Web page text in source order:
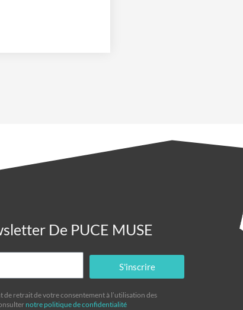
De PUCE MUSE
S'inscrire
retrait de votre consentement à l’utilisation des
notre politique de confidentialité